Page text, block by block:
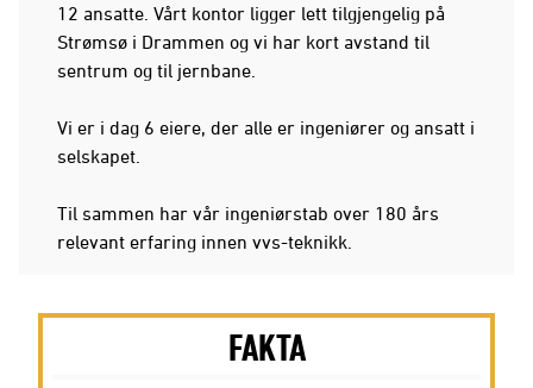
12 ansatte. Vårt kontor ligger lett tilgjengelig på
Strømsø i Drammen og vi har kort avstand til
sentrum og til jernbane.
Vi er i dag 6 eiere, der alle er ingeniører og ansatt i
selskapet.
Til sammen har vår ingeniørstab over 180 års
relevant erfaring innen vvs-teknikk.
FAKTA